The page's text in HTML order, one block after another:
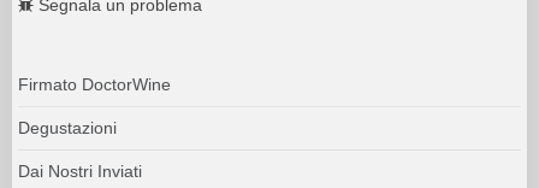
Segnala un problema
Firmato DoctorWine
Degustazioni
Dai Nostri Inviati